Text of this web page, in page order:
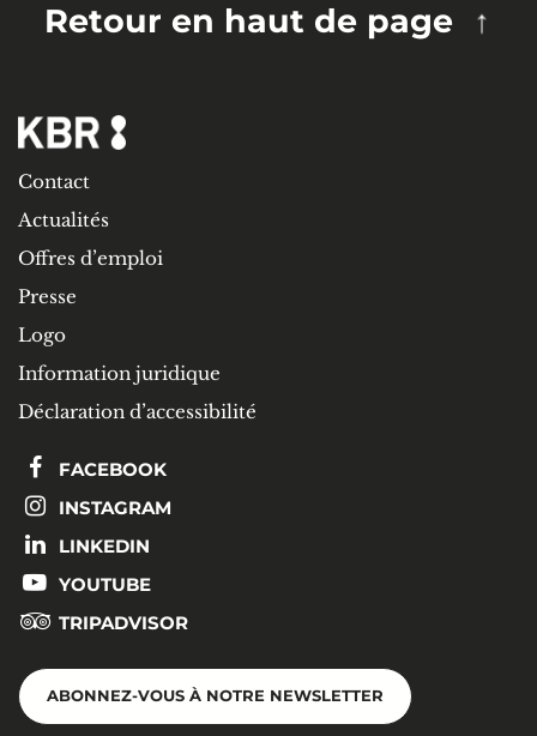
Retour en haut de page
Contact
Actualités
Offres d’emploi
Presse
Logo
Information juridique
Déclaration d’accessibilité
FACEBOOK
INSTAGRAM
LINKEDIN
YOUTUBE
TRIPADVISOR
ABONNEZ-VOUS À NOTRE NEWSLETTER